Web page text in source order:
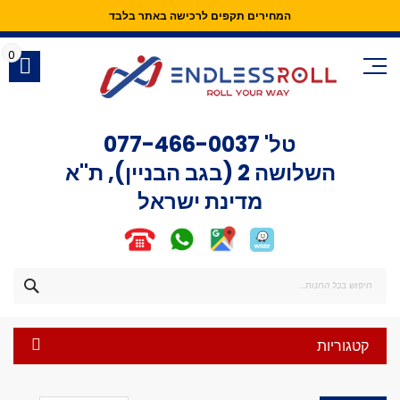
המחירים תקפים לרכישה באתר בלבד
Skip
Content
טל' 077-466-0037
השלושה 2 (בגב הבניין), ת"א
מדינת ישראל
0
קטגוריות